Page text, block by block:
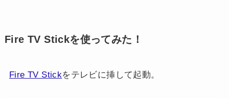
Fire TV Stickを使ってみた！
Fire TV Stickをテレビに挿して起動。